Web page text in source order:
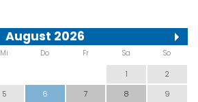
August 2026
Mi Do Fr Sa So
1
2
5 6 7 8
9